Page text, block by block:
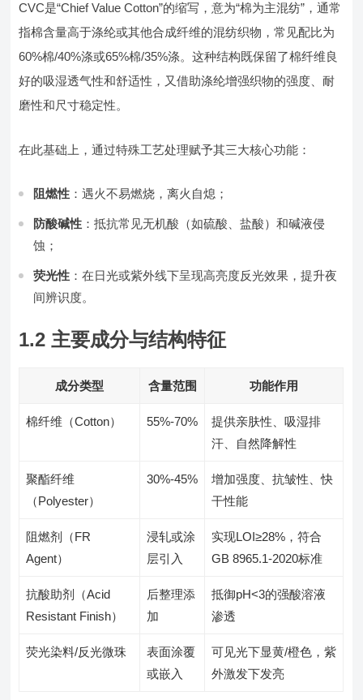
CVC是“Chief Value Cotton”的缩写，意为“棉为主混纺”，通常
指棉含量高于涤纶或其他合成纤维的混纺织物，常见配比为
60%棉/40%涤或65%棉/35%涤。这种结构既保留了棉纤维良
好的吸湿透气性和舒适性，又借助涤纶增强织物的强度、耐
磨性和尺寸稳定性。
在此基础上，通过特殊工艺处理赋予其三大核心功能：
阻燃性 ：遇火不易燃烧，离火自熄；
防酸碱性 ：抵抗常见无机酸（如硫酸、盐酸）和碱液侵
蚀；
荧光性 ：在日光或紫外线下呈现高亮度反光效果，提升夜
间辨识度。
1.2 主要成分与结构特征
成分类型 含量范围 功能作用
棉纤维（Cotton） 55%-70%
提供亲肤性、吸湿排
汗、自然降解性
聚酯纤维
（Polyester）
30%-45%
增加强度、抗皱性、快
干性能
阻燃剂（FR
Agent）
浸轧或涂
层引入
实现LOI≥28%，符合
GB 8965.1-2020标准
抗酸助剂（Acid
Resistant Finish）
后整理添
加
抵御pH<3的强酸溶液
渗透
荧光染料/反光微珠
表面涂覆
或嵌入
可见光下显黄/橙色，紫
外激发下发亮